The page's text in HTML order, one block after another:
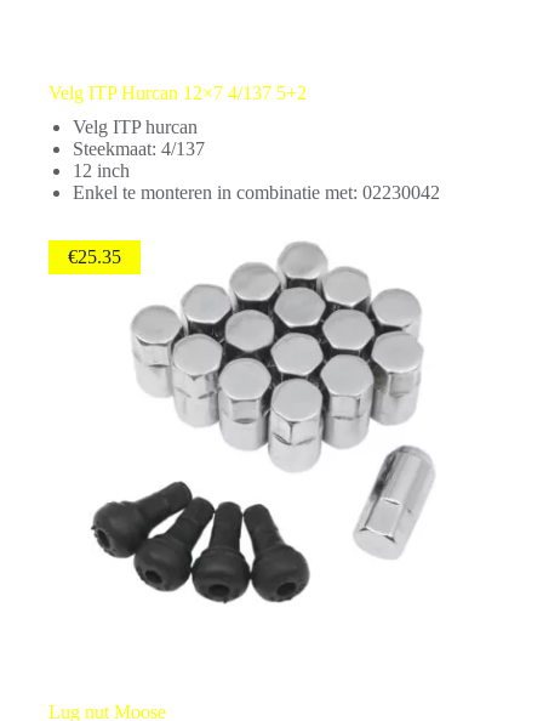
Velg ITP Hurcan 12×7 4/137 5+2
Velg ITP hurcan
Steekmaat: 4/137
12 inch
Enkel te monteren in combinatie met: 02230042
Lug nut Moose
€25.35